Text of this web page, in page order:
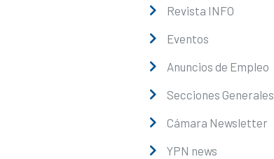
Revista INFO
Eventos
Anuncios de Empleo
Secciones Generales
Cámara Newsletter
YPN news